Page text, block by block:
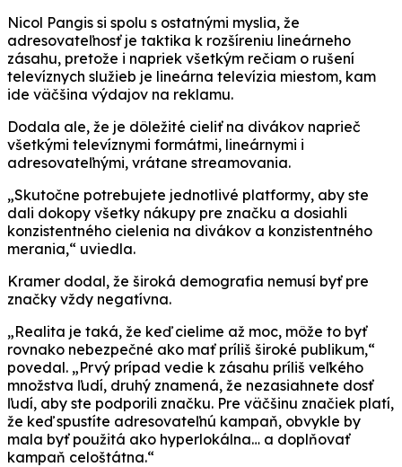
Nicol Pangis si spolu s ostatnými myslia, že
adresovateľnosť je taktika k rozšíreniu lineárneho
zásahu, pretože i napriek všetkým rečiam o rušení
televíznych služieb je lineárna televízia miestom, kam
ide väčšina výdajov na reklamu.
Dodala ale, že je dôležité cieliť na divákov naprieč
všetkými televíznymi formátmi, lineárnymi i
adresovateľnými, vrátane streamovania.
„Skutočne potrebujete jednotlivé platformy, aby ste
dali dokopy všetky nákupy pre značku a dosiahli
konzistentného cielenia na divákov a konzistentného
merania,“ uviedla.
Kramer dodal, že široká demografia nemusí byť pre
značky vždy negatívna.
„Realita je taká, že keď cielime až moc, môže to byť
rovnako nebezpečné ako mať príliš široké publikum,“
povedal. „Prvý prípad vedie k zásahu príliš veľkého
množstva ľudí, druhý znamená, že nezasiahnete dosť
ľudí, aby ste podporili značku. Pre väčšinu značiek platí,
že keď spustíte adresovateľnú kampaň, obvykle by
mala byť použitá ako hyperlokálna… a doplňovať
kampaň celoštátna.“